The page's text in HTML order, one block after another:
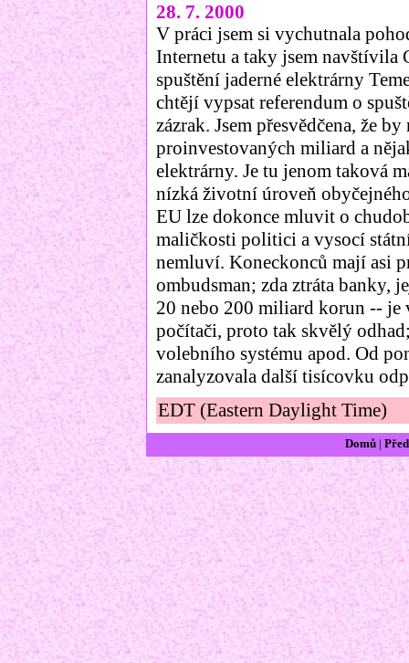
28. 7. 2000
V práci jsem si vychutnala
Internetu a taky jsem navštívila
spuštění jaderné elektrárny
chtějí vypsat referendum o
zázrak. Jsem přesvědčena, že
proinvestovaných miliard a
elektrárny. Je tu jenom taková
nízká životní úroveň
EU lze dokonce mluvit o
maličkosti politici a vysocí
nemluví. Koneckonců mají asi
ombudsman; zda ztráta banky,
20 nebo 200 miliard korun -- je
počítači, proto tak skvělý
volebního systému apod. Od
zanalyzovala další tisícovku
EDT (Eastern Daylight Time)
Domů |